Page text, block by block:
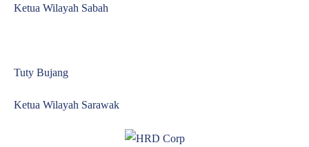
Ketua Wilayah Sabah
Tuty Bujang
Ketua Wilayah Sarawak